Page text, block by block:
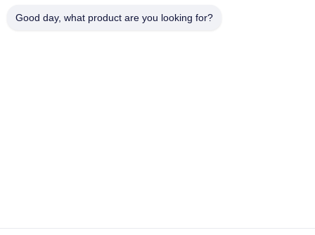
Good day, what product are you looking for?